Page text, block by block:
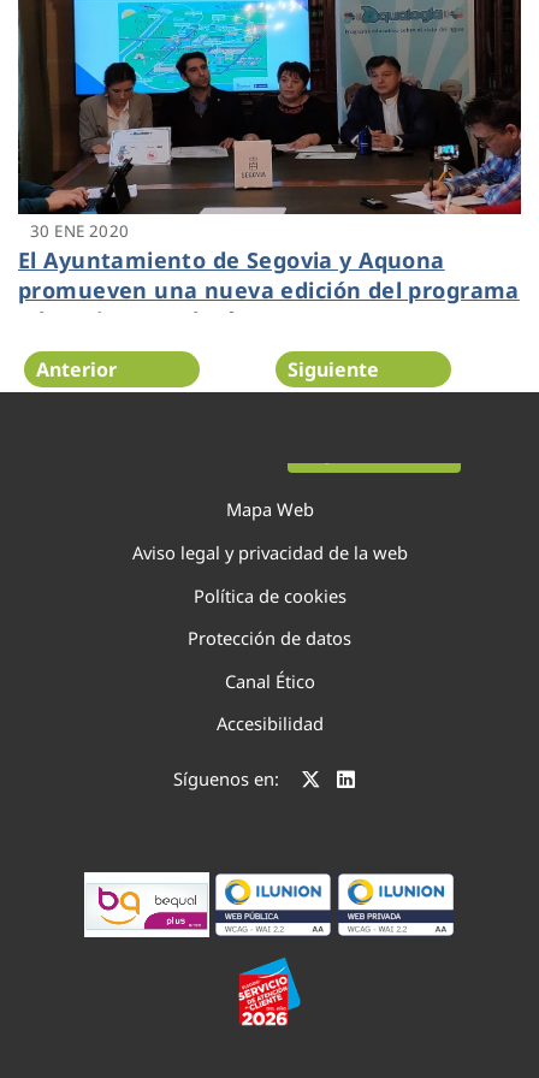
30 ENE 2020
El Ayuntamiento de Segovia y Aquona
promueven una nueva edición del programa
educativo Aqualogía
Anterior Siguiente
Mapa Web
Aviso legal y privacidad de la web
Política de cookies
Protección de datos
Canal Ético
Accesibilidad
Síguenos en: